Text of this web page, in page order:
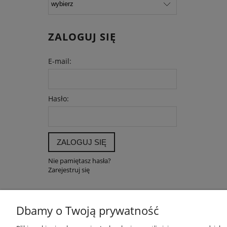
ZALOGUJ SIĘ
E-mail:
Hasło:
ZALOGUJ SIĘ
Nie pamiętasz hasła?
Zarejestruj się
POMOC MOJE
Dbamy o Twoją prywatność